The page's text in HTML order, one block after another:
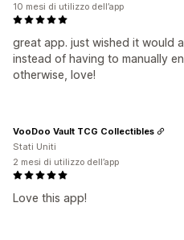
great app. just wished it would
instead of having to manually
otherwise, love!
10 mesi di utilizzo dell’app
Love this app!
VooDoo Vault TCG Collectibles
Stati Uniti
2 mesi di utilizzo dell’app